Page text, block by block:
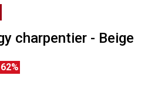
charpentier - Beige